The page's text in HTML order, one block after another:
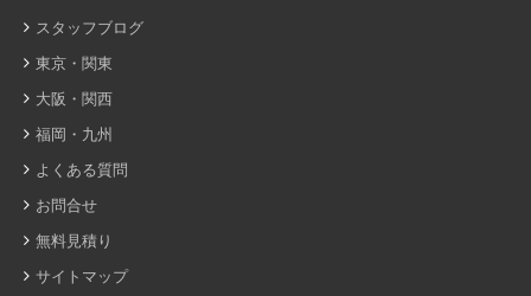
スタッフブログ
東京・関東
大阪・関西
福岡・九州
よくある質問
お問合せ
無料見積り
サイトマップ